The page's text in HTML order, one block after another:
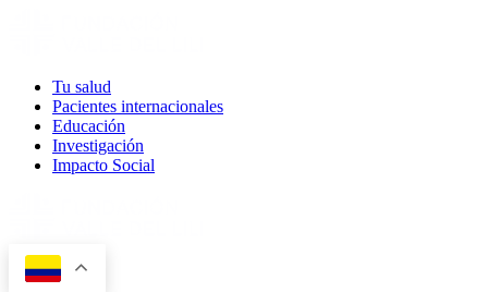
Tu salud
Pacientes internacionales
Educación
Investigación
Impacto Social